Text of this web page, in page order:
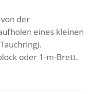
der
eines kleinen
oder 1-m-Brett.